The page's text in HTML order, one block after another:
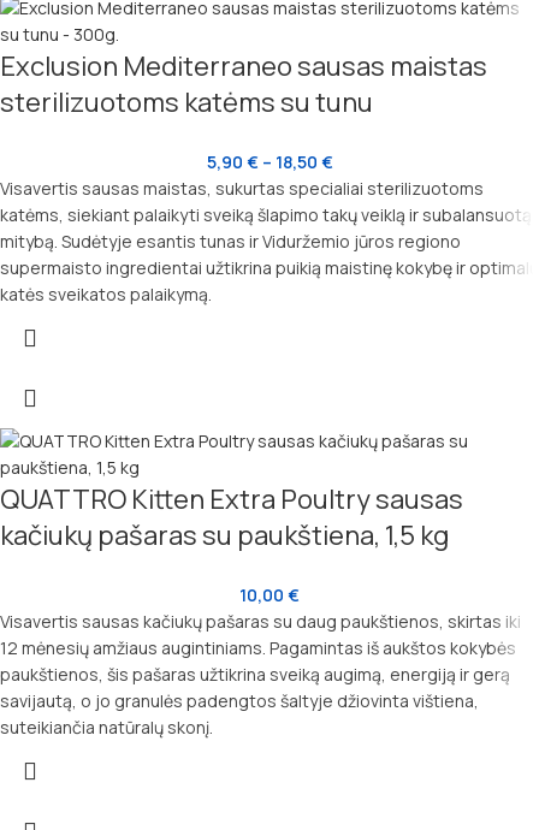
Exclusion Mediterraneo sausas maistas
sterilizuotoms katėms su tunu
5,90 € – 18,50 €
Visavertis sausas maistas, sukurtas specialiai sterilizuotoms
katėms, siekiant palaikyti sveiką šlapimo takų veiklą ir subalansuotą
mitybą. Sudėtyje esantis tunas ir Viduržemio jūros regiono
supermaisto ingredientai užtikrina puikią maistinę kokybę ir optimalų
katės sveikatos palaikymą.
QUATTRO Kitten Extra Poultry sausas
kačiukų pašaras su paukštiena, 1,5 kg
10,00 €
Visavertis sausas kačiukų pašaras su daug paukštienos, skirtas iki
12 mėnesių amžiaus augintiniams. Pagamintas iš aukštos kokybės
paukštienos, šis pašaras užtikrina sveiką augimą, energiją ir gerą
savijautą, o jo granulės padengtos šaltyje džiovinta vištiena,
suteikiančia natūralų skonį.